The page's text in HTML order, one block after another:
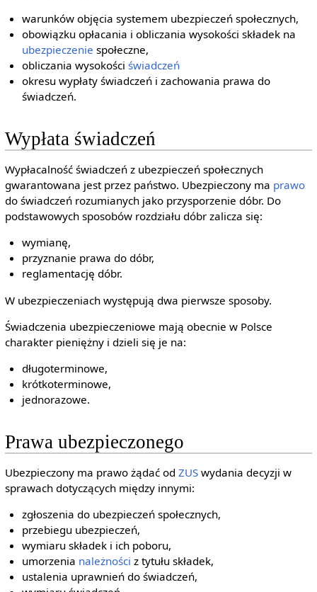
warunków objęcia systemem ubezpieczeń społecznych,
obowiązku opłacania i obliczania wysokości składek na
ubezpieczenie społeczne,
obliczania wysokościświadczeń
okresu wypłaty świadczeń i zachowania prawa do
świadczeń.
Wypłata świadczeń
Wypłacalność świadczeń z ubezpieczeń społecznych
gwarantowana jest przez państwo. Ubezpieczony ma prawo
do świadczeń rozumianych jako przysporzenie dóbr. Do
podstawowych sposobów rozdziału dóbr zalicza się:
wymianę,
przyznanie prawa do dóbr,
reglamentację dóbr.
W ubezpieczeniach występują dwa pierwsze sposoby.
Świadczenia ubezpieczeniowe mają obecnie w Polsce
charakter pieniężny i dzieli się je na:
długoterminowe,
krótkoterminowe,
jednorazowe.
Prawa ubezpieczonego
Ubezpieczony ma prawo żądać od ZUSwydania decyzji w
sprawach dotyczących między innymi:
zgłoszenia do ubezpieczeń społecznych,
przebiegu ubezpieczeń,
wymiaru składek i ich poboru,
umorzenia należności z tytułu składek,
ustalenia uprawnień do świadczeń,